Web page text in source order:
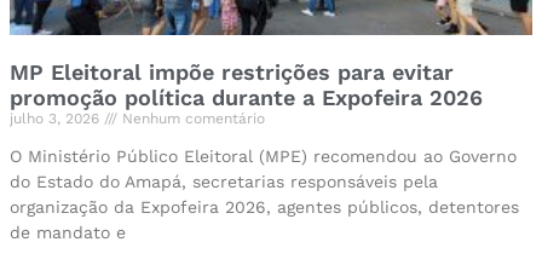
MP Eleitoral impõe restrições para evitar
promoção política durante a Expofeira 2026
julho 3, 2026 Nenhum comentário
O Ministério Público Eleitoral (MPE) recomendou ao Governo
do Estado do Amapá, secretarias responsáveis pela
organização da Expofeira 2026, agentes públicos, detentores
de mandato e